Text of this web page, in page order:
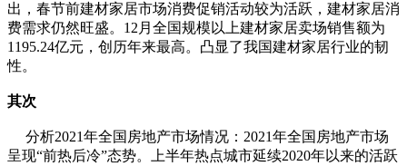
出，春节前建材家居市场消费促销活动较为活跃，建材家居消
费需求仍然旺盛。12月全国规模以上建材家居卖场销售额为
1195.24亿元，创历年来最高。凸显了我国建材家居行业的韧
性。
其次
分析2021年全国房地产市场情况：2021年全国房地产市场
呈现“前热后冷”态势。上半年热点城市延续2020年以来的活跃